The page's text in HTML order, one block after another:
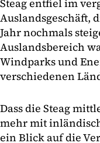
Steag entfiel im
Auslandsgeschäft,
Jahr nochmals
Auslandsbereich
Windparks und
verschiedenen
Dass die Steag
mehr mit
ein Blick auf die